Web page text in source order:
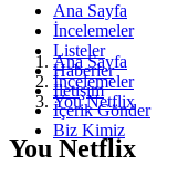
Ana Sayfa
İncelemeler
Listeler
Haberler
İletişim
İçerik Gönder
Biz Kimiz
Ana Sayfa
İncelemeler
You Netflix
You Netflix